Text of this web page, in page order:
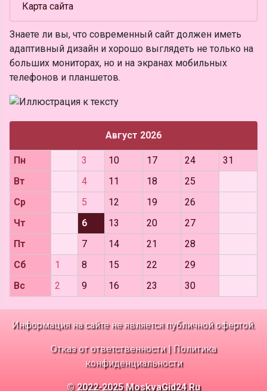
Карта сайта
Знаете ли вы, что современный сайт должен иметь
адаптивный дизайн и хорошо выглядеть не только на
больших мониторах, но и на экранах мобильных
телефонов и планшетов.
Август 2026
Пн 3 10 17 24
31
Вт
4 11 18
25
Ср
5 12 19
26
Чт
6 13 20
27
Пт
7 14 21
28
Сб
1 8 15 22
29
Вс
2 9 16 23 30
Информация на сайте не является публичной офертой.
Отказ от ответственности| Политика
конфиденциальности
© 2022-2025 MoskvaGid24.Ru